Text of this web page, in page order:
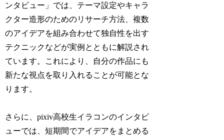
ンタビュー」では、テーマ設定やキャラ
クター造形のためのリサーチ方法、複数
のアイデアを組み合わせて独自性を出す
テクニックなどが実例とともに解説され
ています。これにより、自分の作品にも
新たな視点を取り入れることが可能とな
ります。
さらに、pixiv高校生イラコンのインタビ
ューでは、短期間でアイデアをまとめる